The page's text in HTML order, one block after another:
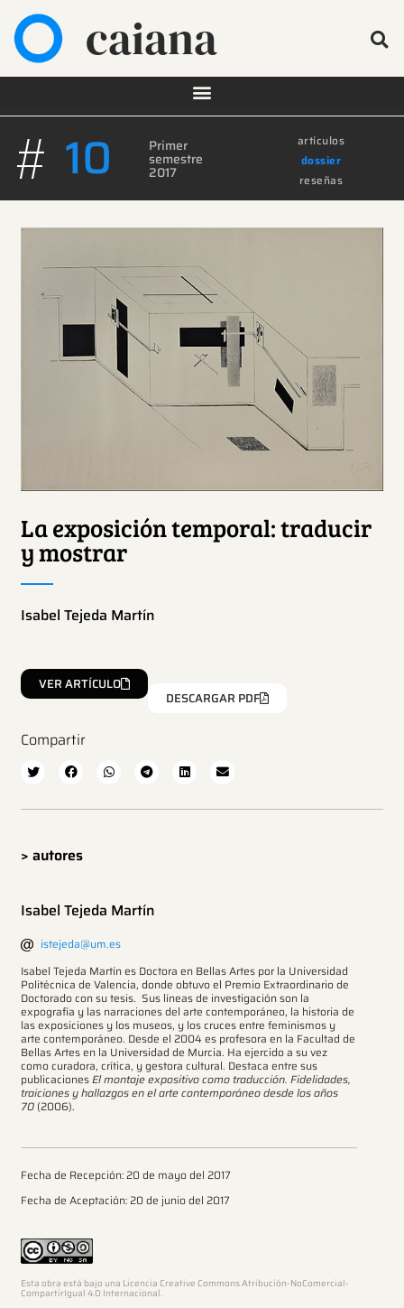
caiana
# 10 Primer
semestre
2017
artículos
dossier
reseñas
La exposición temporal: traducir
y mostrar
Isabel Tejeda Martín
VER ARTÍCULO
DESCARGAR PDF
Compartir
> autores
Isabel Tejeda Martín
istejeda@um.es
Isabel Tejeda Martín es Doctora en Bellas Artes por la Universidad
Politécnica de Valencia, donde obtuvo el Premio Extraordinario de
Doctorado con su tesis. Sus líneas de investigación son la
expografía y las narraciones del arte contemporáneo, la historia de
las exposiciones y los museos, y los cruces entre feminismos y
arte contemporáneo. Desde el 2004 es profesora en la Facultad de
Bellas Artes en la Universidad de Murcia. Ha ejercido a su vez
como curadora, crítica, y gestora cultural. Destaca entre sus
publicacionesEl montaje expositivo como traducción. Fidelidades,
traiciones y hallazgos en el arte contemporáneo desde los años
70 (2006).
Fecha de Recepción: 20 de mayo del 2017
Fecha de Aceptación: 20 de junio del 2017
Esta obra está bajo una Licencia Creative Commons Atribución-NoComercial-
CompartirIgual 4.0 Internacional.